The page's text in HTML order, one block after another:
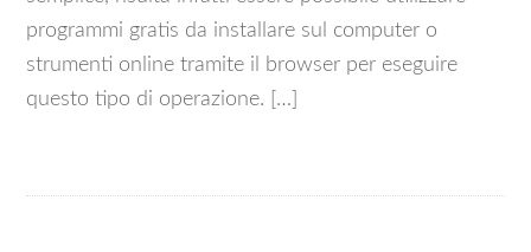
programmi gratis da installare sul computer o
strumenti online tramite il browser per eseguire
questo tipo di operazione. […]